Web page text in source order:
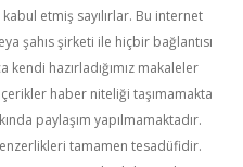
etmiş sayılırlar. Bu internet
şahıs şirketi ile hiçbir bağlantısı
kendi hazırladığımız makaleler
haber niteliği taşımamakta
paylaşım yapılmamaktadır.
tamamen tesadüfidir.